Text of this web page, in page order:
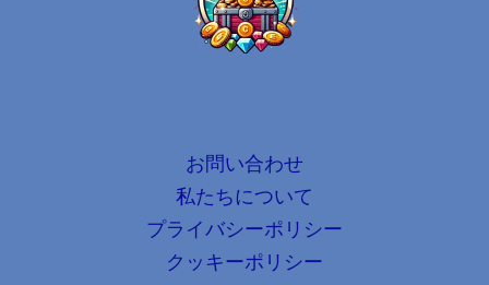
お問い合わせ
私たちについて
プライバシーポリシー
クッキーポリシー